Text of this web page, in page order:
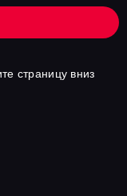
страницу вниз